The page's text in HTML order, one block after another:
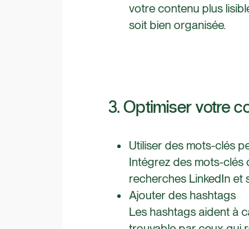
votre contenu plus
soit bien organisée.
3. Optimiser votre
Utiliser des mots-clés
Intégrez des mots-clés
recherches LinkedIn et
Ajouter des hashtags
Les hashtags aident à